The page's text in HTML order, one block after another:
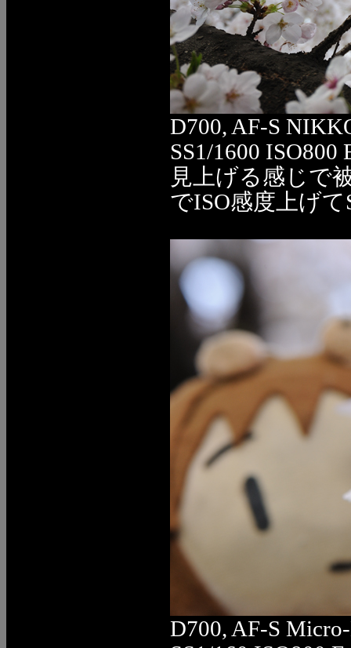
D700, AF-S
SS1/1600 ISO800
見上げる感じで
でISO感度上げ
D700, AF-S